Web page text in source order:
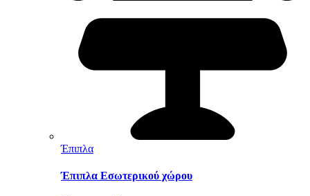
Έπιπλα
Έπιπλα Εσωτερικού χώρου